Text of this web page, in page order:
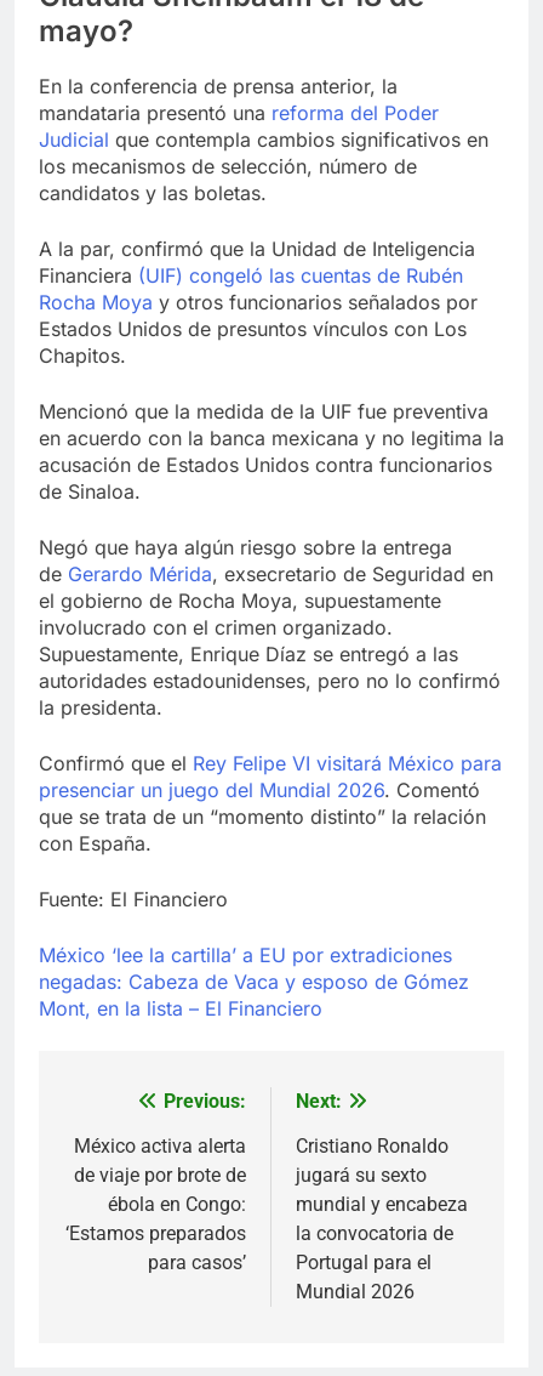
mayo?
En la conferencia de prensa anterior, la
mandataria presentó una reforma del Poder
Judicial que contempla cambios significativos en
los mecanismos de selección, número de
candidatos y las boletas.
A la par, confirmó que la Unidad de Inteligencia
Financiera (UIF) congeló las cuentas de Rubén
Rocha Moya y otros funcionarios señalados por
Estados Unidos de presuntos vínculos con Los
Chapitos.
Mencionó que la medida de la UIF fue preventiva
en acuerdo con la banca mexicana y no legitima la
acusación de Estados Unidos contra funcionarios
de Sinaloa.
Negó que haya algún riesgo sobre la entrega
de Gerardo Mérida, exsecretario de Seguridad en
el gobierno de Rocha Moya, supuestamente
involucrado con el crimen organizado.
Supuestamente, Enrique Díaz se entregó a las
autoridades estadounidenses, pero no lo confirmó
la presidenta.
Confirmó que el Rey Felipe VI visitará México para
presenciar un juego del Mundial 2026. Comentó
que se trata de un “momento distinto” la relación
con España.
Fuente: El Financiero
México ‘lee la cartilla’ a EU por extradiciones
negadas: Cabeza de Vaca y esposo de Gómez
Mont, en la lista – El Financiero
Navegación
de
entradas
Previous:
México activa alerta
de viaje por brote de
ébola en Congo:
‘Estamos preparados
para casos’
Next:
Cristiano Ronaldo
jugará su sexto
mundial y encabeza
la convocatoria de
Portugal para el
Mundial 2026